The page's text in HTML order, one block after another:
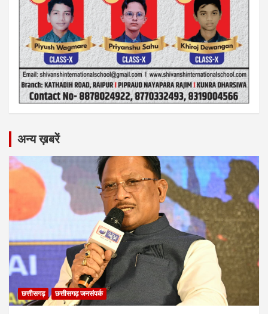
अन्य ख़बरें
छत्तीसगढ़ छत्तीसगढ़ जनसंपर्क